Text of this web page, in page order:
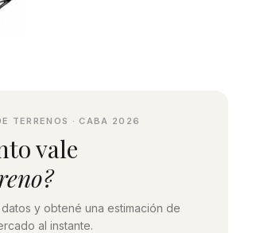
TERRENOS · CABA 2026
vale
y obtené una estimación de
al instante.